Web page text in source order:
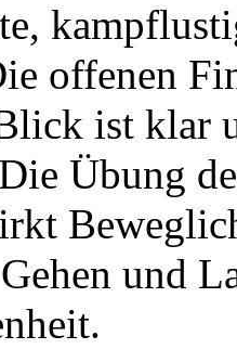
offenen
ist klar
Übung
und